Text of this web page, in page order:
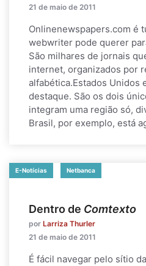
21 de maio de 2011
Onlinenewspapers.com é
webwriter pode querer
São milhares de jornais
internet, organizados por
alfabética.Estados Unidos
destaque. São os dois
integram uma região só,
Brasil, por exemplo, está
E-Notícias Netbanca
Dentro de Comtexto
por Larriza Thurler
21 de maio de 2011
É fácil navegar pelo sítio